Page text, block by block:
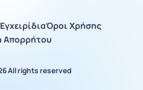
ΕγχειρίδιαΌροι Χρήσης
Απορρήτου
All rights reserved